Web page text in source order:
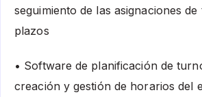
seguimiento de las asignaciones
plazos
• Software de planificación de
creación y gestión de horarios del